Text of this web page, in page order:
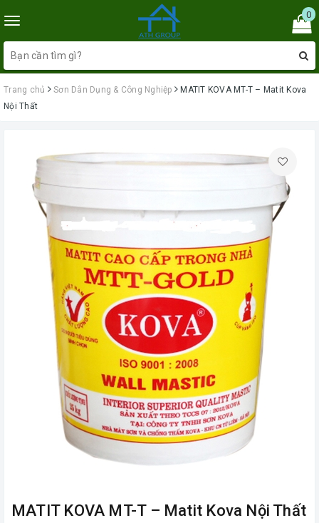
Toggle
navigation
0
Trang chủ Sơn Dân Dụng & Công Nghiệp
MATIT KOVA MT-T – Matit Kova
Nội Thất
MATIT KOVA MT-T – Matit Kova Nội Thất